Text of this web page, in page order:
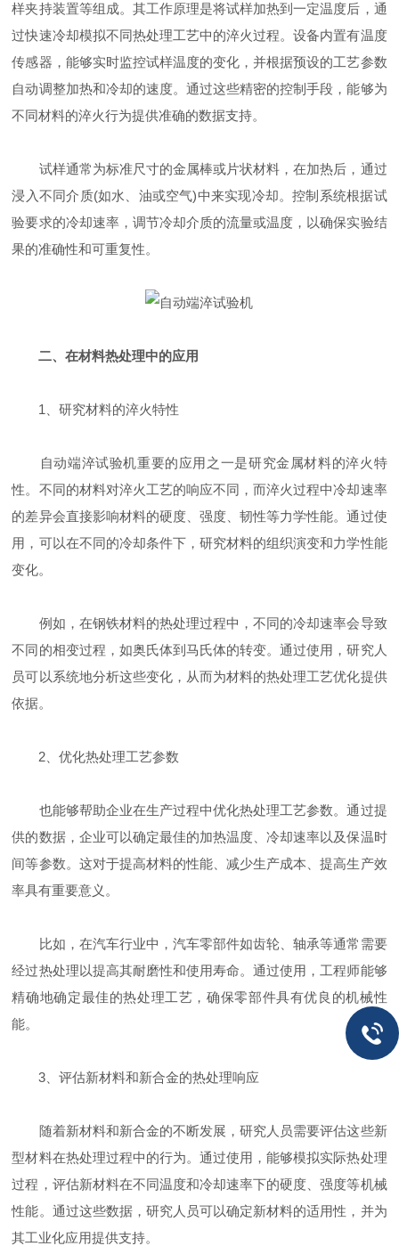
样夹持装置等组成。其工作原理是将试样加热到一定温度后，通
过快速冷却模拟不同热处理工艺中的淬火过程。设备内置有温度
传感器，能够实时监控试样温度的变化，并根据预设的工艺参数
自动调整加热和冷却的速度。通过这些精密的控制手段，能够为
不同材料的淬火行为提供准确的数据支持。
试样通常为标准尺寸的金属棒或片状材料，在加热后，通过
浸入不同介质(如水、油或空气)中来实现冷却。控制系统根据试
验要求的冷却速率，调节冷却介质的流量或温度，以确保实验结
果的准确性和可重复性。
二、在材料热处理中的应用
1、研究材料的淬火特性
自动端淬试验机重要的应用之一是研究金属材料的淬火特
性。不同的材料对淬火工艺的响应不同，而淬火过程中冷却速率
的差异会直接影响材料的硬度、强度、韧性等力学性能。通过使
用，可以在不同的冷却条件下，研究材料的组织演变和力学性能
变化。
例如，在钢铁材料的热处理过程中，不同的冷却速率会导致
不同的相变过程，如奥氏体到马氏体的转变。通过使用，研究人
员可以系统地分析这些变化，从而为材料的热处理工艺优化提供
依据。
2、优化热处理工艺参数
也能够帮助企业在生产过程中优化热处理工艺参数。通过提
供的数据，企业可以确定最佳的加热温度、冷却速率以及保温时
间等参数。这对于提高材料的性能、减少生产成本、提高生产效
率具有重要意义。
比如，在汽车行业中，汽车零部件如齿轮、轴承等通常需要
经过热处理以提高其耐磨性和使用寿命。通过使用，工程师能够
精确地确定最佳的热处理工艺，确保零部件具有优良的机械性
能。
3、评估新材料和新合金的热处理响应
随着新材料和新合金的不断发展，研究人员需要评估这些新
型材料在热处理过程中的行为。通过使用，能够模拟实际热处理
过程，评估新材料在不同温度和冷却速率下的硬度、强度等机械
性能。通过这些数据，研究人员可以确定新材料的适用性，并为
其工业化应用提供支持。